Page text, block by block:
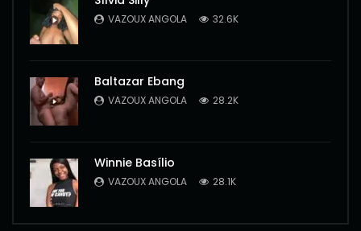
VAZOUX ANGOLA 32.6K
Baltazar Ebang
VAZOUX ANGOLA 28.2K
Winnie Basílio
VAZOUX ANGOLA 28.1K